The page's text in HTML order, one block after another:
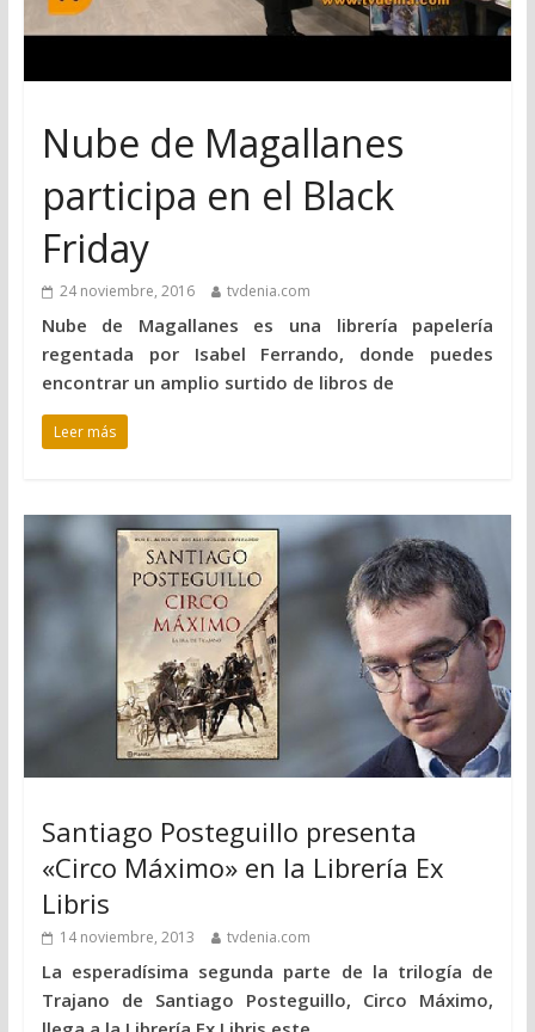
Nube de Magallanes
participa en el Black
Friday
24 noviembre, 2016 tvdenia.com
Nube de Magallanes es una librería papelería
regentada por Isabel Ferrando, donde puedes
encontrar un amplio surtido de libros de
Leer más
Santiago Posteguillo presenta
«Circo Máximo» en la Librería Ex
Libris
14 noviembre, 2013 tvdenia.com
La esperadísima segunda parte de la trilogía de
Trajano de Santiago Posteguillo, Circo Máximo,